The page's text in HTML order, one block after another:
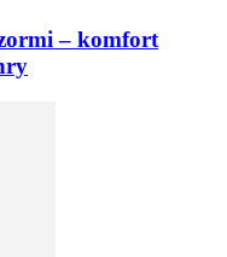
– komfort